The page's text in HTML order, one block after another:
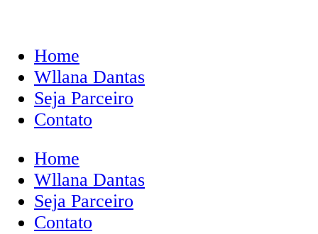
Home
Wllana Dantas
Seja Parceiro
Contato
Home
Wllana Dantas
Seja Parceiro
Contato